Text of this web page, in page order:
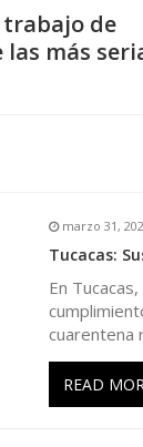
trabajo de
las más
marzo 31,
Tucacas:
En
cuarentena
READ